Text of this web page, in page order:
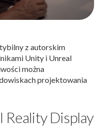
z autorskim
Unity i Unreal
można
projektowania
Reality Display